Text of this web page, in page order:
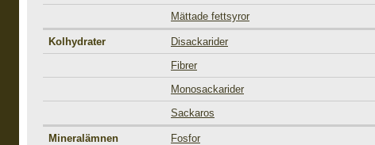
Mättade fettsyror
Kolhydrater Disackarider
Fibrer
Monosackarider
Sackaros
Mineralämnen Fosfor